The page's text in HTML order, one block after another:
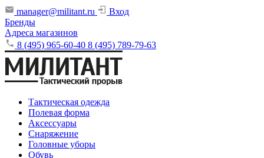
manager@militant.ru
Вход
Бренды
Адреса магазинов
8 (495) 965-60-40 8 (495) 789-79-63
Тактическая одежда
Полевая форма
Аксессуары
Снаряжение
Головные уборы
Обувь